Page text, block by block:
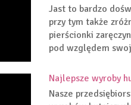
Jast to bardzo
przy tym także
pierścionki
pod względem
Najlepsze wyroby
Nasze